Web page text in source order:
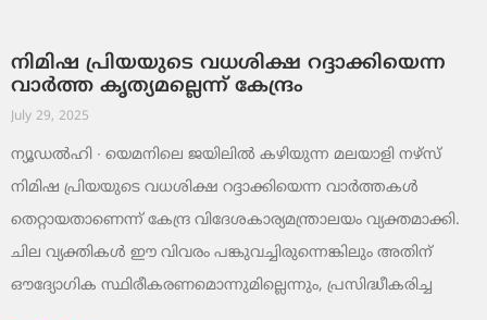
നിമിഷ പ്രിയയുടെ വധശിക്ഷ റദ്ദാക്കിയെന്ന
വാര്‍ത്ത കൃത്യമല്ലെന്ന് കേന്ദ്രം
July 29, 2025
ന്യൂഡല്‍ഹി ∙ യെമനിലെ ജയിലില്‍ കഴിയുന്ന മലയാളി നഴ്സ്
നിമിഷ പ്രിയയുടെ വധശിക്ഷ റദ്ദാക്കിയെന്ന വാര്‍ത്തകള്‍
തെറ്റായതാണെന്ന് കേന്ദ്ര വിദേശകാര്യമന്ത്രാലയം വ്യക്തമാക്കി.
ചില വ്യക്തികള്‍ ഈ വിവരം പങ്കുവച്ചിരുന്നെങ്കിലും അതിന്
ഔദ്യോഗിക സ്ഥിരീകരണമൊന്നുമില്ലെന്നും, പ്രസിദ്ധീകരിച്ച